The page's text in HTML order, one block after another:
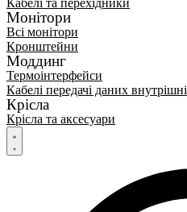
Кабелі та перехідники
Монітори
Всі монітори
Кронштейни
Моддинг
Термоінтерфейси
Кабелі передачі даних внутрішні
Крісла
Крісла та аксесуари